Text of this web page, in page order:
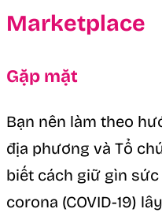
Marketplace
Gặp mặt
Bạn nên làm theo
địa phương và Tổ
biết cách giữ gìn
corona (COVID-19)